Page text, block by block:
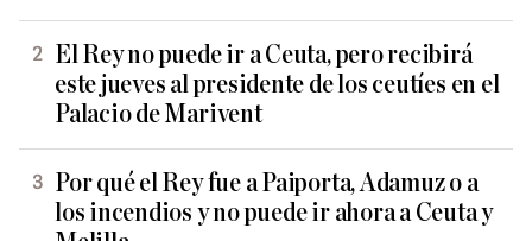
El Rey no puede ir a Ceuta, pero recibirá
este jueves al presidente de los ceutíes en el
Palacio de Marivent
Por qué el Rey fue a Paiporta, Adamuz o a
los incendios y no puede ir ahora a Ceuta y